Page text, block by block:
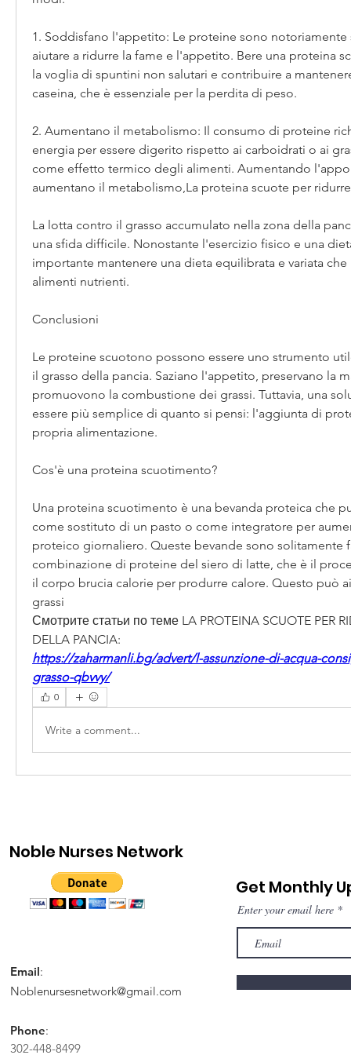
1. Soddisfano l'appetito: Le proteine sono notoriamente
aiutare a ridurre la fame e l'appetito. Bere una proteina
la voglia di spuntini non salutari e contribuire a
caseina, che è essenziale per la perdita di peso.
2. Aumentano il metabolismo: Il consumo di proteine
energia per essere digerito rispetto ai carboidrati o ai
come effetto termico degli alimenti. Aumentando
aumentano il metabolismo,La proteina scuote per
La lotta contro il grasso accumulato nella zona della
una sfida difficile. Nonostante l'esercizio fisico e una
importante mantenere una dieta equilibrata e variata
alimenti nutrienti.
Conclusioni
Le proteine scuotono possono essere uno strumento
il grasso della pancia. Saziano l'appetito, preservano la
promuovono la combustione dei grassi. Tuttavia, una
essere più semplice di quanto si pensi: l'aggiunta di
propria alimentazione.
Cos'è una proteina scuotimento?
Una proteina scuotimento è una bevanda proteica che
come sostituto di un pasto o come integratore per
proteico giornaliero. Queste bevande sono solitamente
combinazione di proteine del siero di latte, che è il
il corpo brucia calorie per produrre calore. Questo può
grassi
Смотрите статьи по теме LA PROTEINA SCUOTE PER
DELLA PANCIA:
https://zaharmanli.bg/advert/l-assunzione-di-acqua-
grasso-qbvvy/
0
Write a comment...
Noble Nurses Network
Email:
Noblenursesnetwork@gmail.com
Phone:
302-448-8499
Get Monthly
Enter your email here